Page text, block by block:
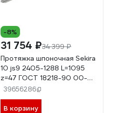
-8%
31 754 ₽34 399 ₽
Протяжка шпоночная Sekira
10 js9 2405-1288 L=1095
z=47 ГОСТ 18218-90 00-
00054577
39656286
В корзину